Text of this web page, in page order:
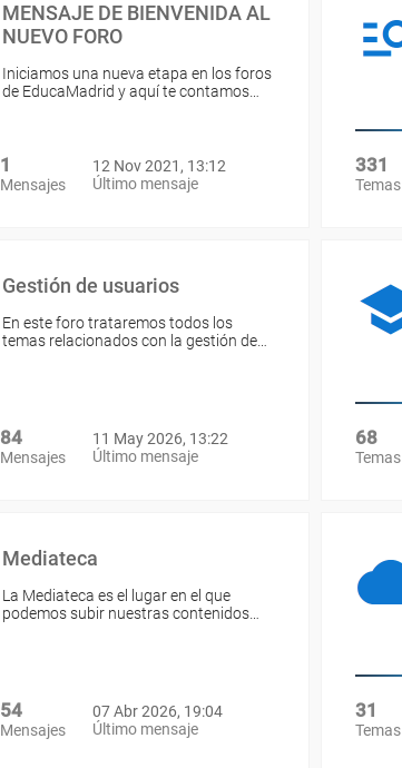
MENSAJE DE BIENVENIDA AL
NUEVO FORO
Iniciamos una nueva etapa en los foros
de EducaMadrid y aquí te contamos…
1
Mensajes
12 Nov 2021, 13:12
Último mensaje
331
Temas
Gestión de usuarios
En este foro trataremos todos los
temas relacionados con la gestión de…
84
Mensajes
11 May 2026, 13:22
Último mensaje
68
Temas
Mediateca
La Mediateca es el lugar en el que
podemos subir nuestras contenidos…
54
Mensajes
07 Abr 2026, 19:04
Último mensaje
31
Temas